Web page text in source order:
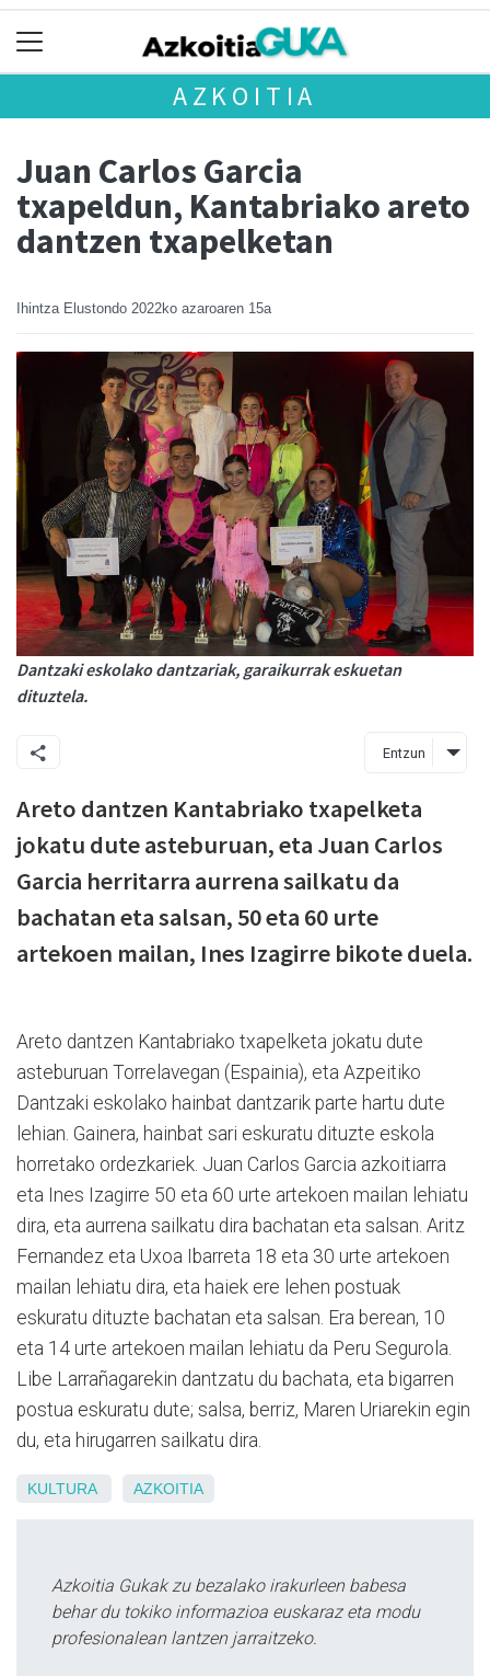
AZKOITIA
Juan Carlos Garcia
txapeldun, Kantabriako areto
dantzen txapelketan
Ihintza Elustondo 2022ko azaroaren 15a
Dantzaki eskolako dantzariak, garaikurrak eskuetan
dituztela.
Entzun
Areto dantzen Kantabriako txapelketa
jokatu dute asteburuan, eta Juan Carlos
Garcia herritarra aurrena sailkatu da
bachatan eta salsan, 50 eta 60 urte
artekoen mailan, Ines Izagirre bikote duela.
Areto dantzen Kantabriako txapelketa jokatu dute
asteburuan Torrelavegan (Espainia), eta Azpeitiko
Dantzaki eskolako hainbat dantzarik parte hartu dute
lehian. Gainera, hainbat sari eskuratu dituzte eskola
horretako ordezkariek. Juan Carlos Garcia azkoitiarra
eta Ines Izagirre 50 eta 60 urte artekoen mailan lehiatu
dira, eta aurrena sailkatu dira bachatan eta salsan. Aritz
Fernandez eta Uxoa Ibarreta 18 eta 30 urte artekoen
mailan lehiatu dira, eta haiek ere lehen postuak
eskuratu dituzte bachatan eta salsan. Era berean, 10
eta 14 urte artekoen mailan lehiatu da Peru Segurola.
Libe Larrañagarekin dantzatu du bachata, eta bigarren
postua eskuratu dute; salsa, berriz, Maren Uriarekin egin
du, eta hirugarren sailkatu dira.
KULTURA AZKOITIA
Azkoitia Gukak zu bezalako irakurleen babesa
behar du tokiko informazioa euskaraz eta modu
profesionalean lantzen jarraitzeko.